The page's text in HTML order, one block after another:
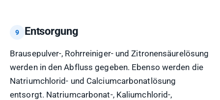
Entsorgung
Brausepulver-, Rohrreiniger- und Zitronensäurelösung
werden in den Abfluss gegeben. Ebenso werden die
Natriumchlorid- und Calciumcarbonatlösung
entsorgt. Natriumcarbonat-, Kaliumchlorid-,